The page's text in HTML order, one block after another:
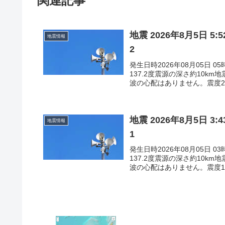
地震情報
地震 2026年8月5日
2
発生日時2026年08月05日 05
137.2度震源の深さ約10km地
波の心配はありません。震度
地震情報
地震 2026年8月5日
1
発生日時2026年08月05日 03
137.2度震源の深さ約10km地
波の心配はありません。震度